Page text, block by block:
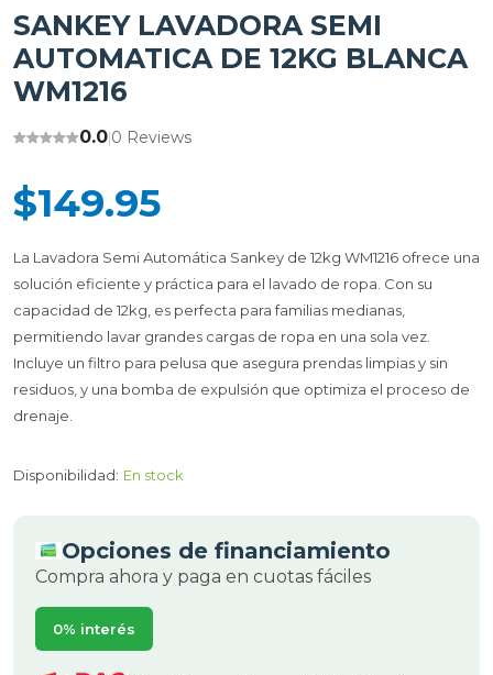
SANKEY LAVADORA SEMI
AUTOMATICA DE 12KG BLANCA
WM1216
0.0|0 Reviews
$149.95
La Lavadora Semi Automática Sankey de 12kg WM1216 ofrece una
solución eficiente y práctica para el lavado de ropa. Con su
capacidad de 12kg, es perfecta para familias medianas,
permitiendo lavar grandes cargas de ropa en una sola vez.
Incluye un filtro para pelusa que asegura prendas limpias y sin
residuos, y una bomba de expulsión que optimiza el proceso de
drenaje.
Disponibilidad: En stock
Opciones de financiamiento
Compra ahora y paga en cuotas fáciles
0% interés